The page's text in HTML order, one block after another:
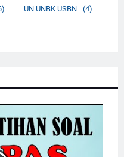
UN UNBK USBN (4)